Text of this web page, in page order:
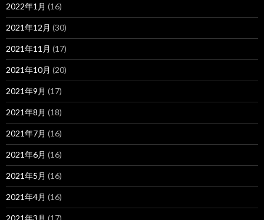
2022年1月 (16)
2021年12月 (30)
2021年11月 (17)
2021年10月 (20)
2021年9月 (17)
2021年8月 (18)
2021年7月 (16)
2021年6月 (16)
2021年5月 (16)
2021年4月 (16)
2021年3月 (17)